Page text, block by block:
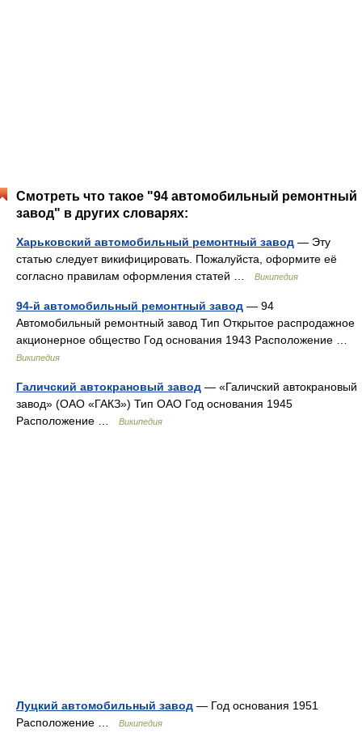
Смотреть что такое "94 автомобильный ремонтный
завод" в других словарях:
Харьковский автомобильный ремонтный завод — Эту
статью следует викифицировать. Пожалуйста, оформите её
согласно правилам оформления статей …
Википедия
94-й автомобильный ремонтный завод — 94
Автомобильный ремонтный завод Тип Открытое распродажное
акционерное общество Год основания 1943 Расположение …
Википедия
Галичский автокрановый завод — «Галичский автокрановый
завод» (ОАО «ГАКЗ») Тип ОАО Год основания 1945
Расположение …
Википедия
Луцкий автомобильный завод — Год основания 1951
Расположение …
Википедия